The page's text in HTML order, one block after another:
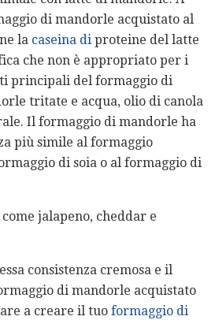
di mandorle acquistato al
la caseina di proteine ​​del latte
che non è appropriato per i
principali del formaggio di
tritate e acqua, olio di canola
Il formaggio di mandorle ha
più simile al formaggio
di soia o al formaggio di
jalapeno, cheddar e
consistenza cremosa e il
di mandorle acquistato
a creare il tuo formaggio di